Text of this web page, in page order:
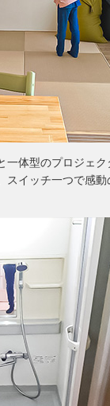
体型のプロジェ
スイッチ一つで感